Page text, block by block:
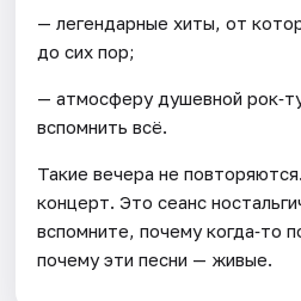
— легендарные хиты, от
до сих пор;
— атмосферу душевной
вспомнить всё.
Такие вечера не
концерт. Это сеанс
вспомните, почему когда‑то
почему эти песни — живые.